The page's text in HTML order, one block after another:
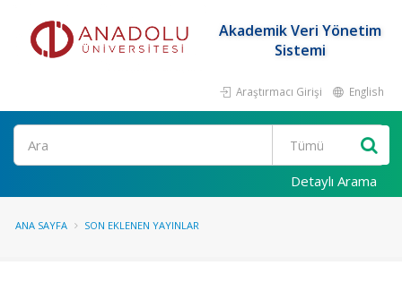
Akademik Veri Yönetim
Sistemi
Araştırmacı Girişi English
Ara
Detaylı Arama
ANA SAYFA SON EKLENEN YAYINLAR